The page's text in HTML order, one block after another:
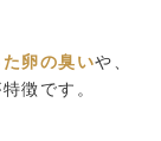
た卵の臭いや、
徴です。